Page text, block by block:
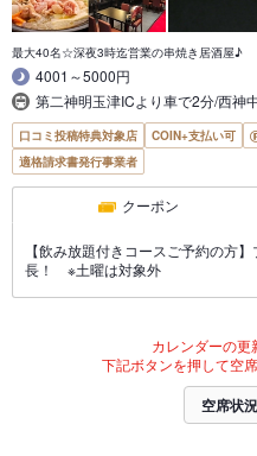
最大40名☆深夜3時迄営業の串焼き居酒屋♪
4001～5000円
第二神明玉津ICより車で2分/西神
口コミ投稿特典対象店 COIN+支払い可
適格請求書発行事業者
クーポン
【飲み放題付きコースご予約の方
長！ ※土曜は対象外
カレンダーの更
下記ボタンを押して空
空席状